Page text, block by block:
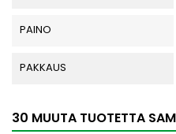
PAINO
PAKKAUS
30 MUUTA TUOTETTA